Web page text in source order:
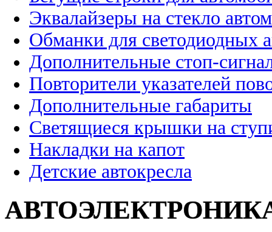
Эквалайзеры на стекло
Обманки для светодиодных
Дополнительные стоп-
Повторители указателей
Дополнительные габариты
Светящиеся крышки на
Накладки на капот
Детские автокресла